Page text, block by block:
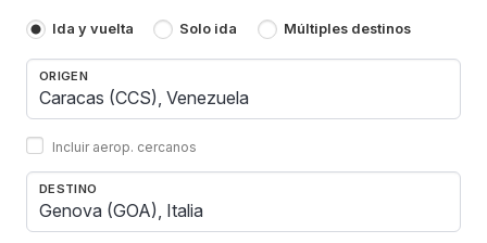
Ida y vuelta Solo ida Múltiples destinos
ORIGEN
Incluir aerop. cercanos
DESTINO